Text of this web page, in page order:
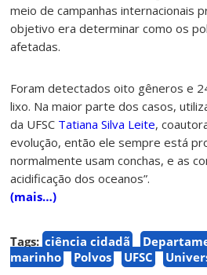
meio de campanhas internacionais
objetivo era determinar como os
afetadas.
Foram detectados oito gêneros e
lixo. Na maior parte dos casos,
da UFSC Tatiana Silva Leite,
evolução, então ele sempre está
normalmente usam conchas, e as
acidificação dos oceanos”.
(mais…)
Tags: ciência cidadã
marinho
Polvos UFSC